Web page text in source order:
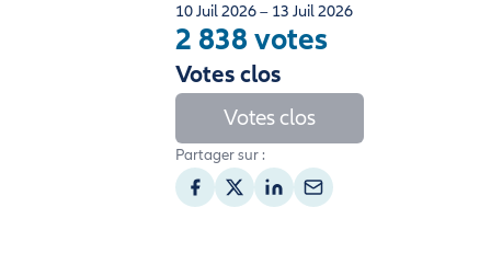
10 Juil 2026 – 13 Juil 2026
2 838 votes
Votes clos
Votes clos
Partager sur :